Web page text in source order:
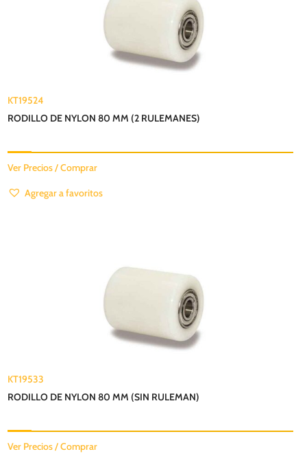
KT19524
RODILLO DE NYLON 80 MM (2 RULEMANES)
Ver Precios / Comprar
Agregar a favoritos
KT19533
RODILLO DE NYLON 80 MM (SIN RULEMAN)
Ver Precios / Comprar